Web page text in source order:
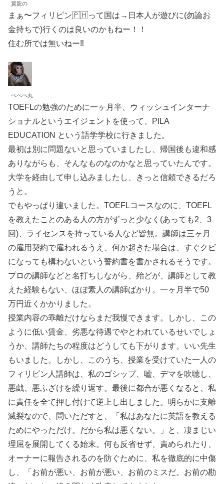
翼龍の
まぁ〜フィリピン🇵🇭って国は→日本人が遊びに(勿論お
金持ちで)行くのは良いのかもねー！！
住む所では無いねー‼️
ぺぺぺ丸
TOEFLの勉強のために一ヶ月半、ウィッシュインターナ
ショナルというエイジェントを使って、PILA
EDUCATION という語学学校に行きました。
最初は別に問題ないと思っていましたし、帰国後も違和感
ありながらも、そんなものなのかなと思っていたんです。
大学を経由して申し込みましたし、きっと信頼できるだろ
うと。
でもやっぱり違いました。TOEFLコースなのに、TOEFL
を教えたことのある人の方がずっと少なく(あっても2、3
回)、ライセンスを持っている人など皆無。講師は三ヶ月
の雇用契約で雇われるうえ、何か起きた場合は、すぐクビ
になっても構わないという誓約書を書かされるそうです。
プロの講師などと名打ちしながら、殆どが、講師として教
えた経験もない、ほぼ素人の講師ばかり。一ヶ月半で50
万円近くかかりました。
授業内容の乖離だけならまだ我慢できます。しかし、この
ように低い賃金、劣悪な待遇でやとわれているせいでしょ
うか、講師たちの程度はどうしても下がります。いい先生
もいました。しかし、このうち、授業を受けていた一人の
フィリピン人講師は、私のゴシップ、嘘、デマを吹聴し、
悪戯、悪ふざけを繰り返す。最後に都合が悪くなると、私
に責任を全て押し付けて逆上し出しました。明らかに支離
滅裂なので、問いただすと、「私はあなたに英語を教える
ためにやっただけ。だから私は悪くない。」と、凄まじい
理屈を展開してくる始末。何も反省せず、責められたり、
オーナーに報告されるのを防ぐために、私を徹底的に中傷
し、「お前が悪い、お前が悪い、お前のミスだ。お前の勘